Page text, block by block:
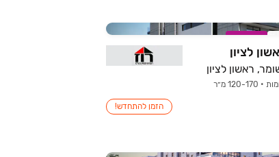
במבצע
הזמן להתחדש!